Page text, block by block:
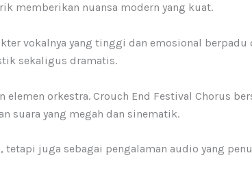
memberikan nuansa modern yang kuat.
vokalnya yang tinggi dan emosional berpadu
sekaligus dramatis.
orkestra. Crouch End Festival Chorus
suara yang megah dan sinematik.
juga sebagai pengalaman audio yang